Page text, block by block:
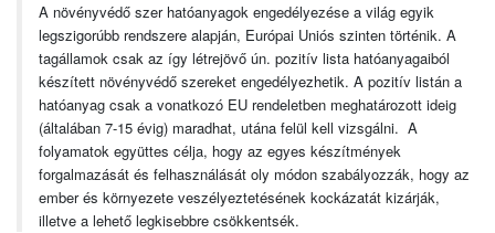
A növényvédő szer hatóanyagok engedélyezése a világ egyik
legszigorúbb rendszere alapján, Európai Uniós szinten történik. A
tagállamok csak az így létrejövő ún. pozitív lista hatóanyagaiból
készített növényvédő szereket engedélyezhetik. A pozitív listán a
hatóanyag csak a vonatkozó EU rendeletben meghatározott ideig
(általában 7-15 évig) maradhat, utána felül kell vizsgálni. A
folyamatok együttes célja, hogy az egyes készítmények
forgalmazását és felhasználását oly módon szabályozzák, hogy az
ember és környezete veszélyeztetésének kockázatát kizárják,
illetve a lehető legkisebbre csökkentsék.